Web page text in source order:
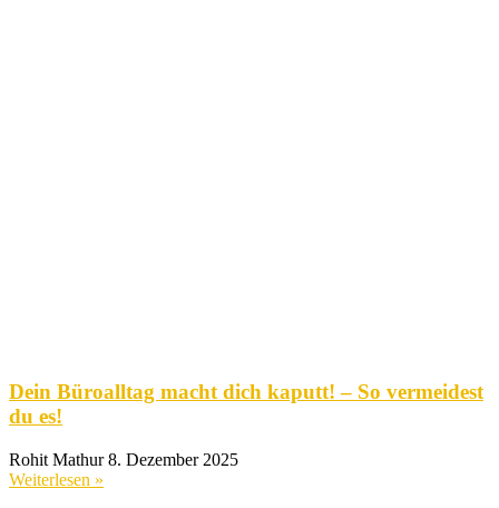
Dein Büroalltag macht dich kaputt! – So vermeidest
du es!
Rohit Mathur8. Dezember 2025
Weiterlesen »